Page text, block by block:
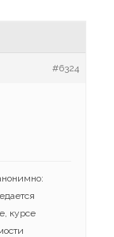
#6324
курсе